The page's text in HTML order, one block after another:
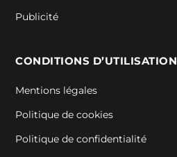
Publicité
CONDITIONS D’UTILISATION
Mentions légales
Politique de cookies
Politique de confidentialité